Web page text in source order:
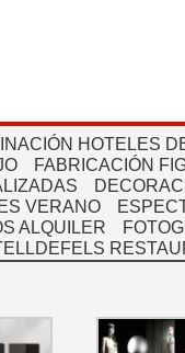
HOTELES
FABRICACIÓN
VERANO
ALQUILER